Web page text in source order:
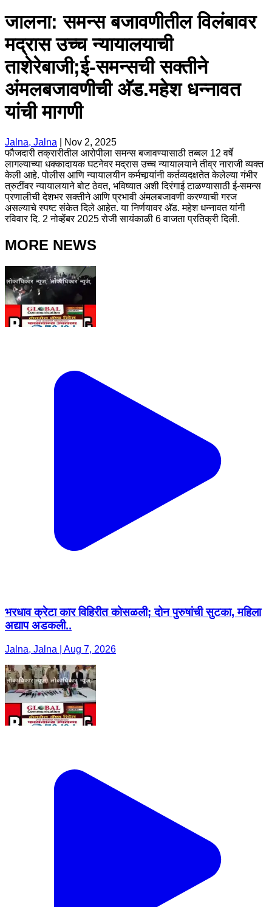
जालना: समन्स बजावणीतील विलंबावर
मद्रास उच्च न्यायालयाची
ताशेरेबाजी;ई-समन्सची सक्तीने
अंमलबजावणीची अ‍ॅड.महेश धन्नावत
यांची मागणी
Jalna, Jalna
Nov 2, 2025
फौजदारी तक्रारीतील आरोपीला समन्स बजावण्यासाठी तब्बल 12 वर्षे
लागल्याच्या धक्कादायक घटनेवर मद्रास उच्च न्यायालयाने तीव्र नाराजी व्यक्त
केली आहे. पोलीस आणि न्यायालयीन कर्मचार्‍यांनी कर्तव्यदक्षतेत केलेल्या गंभीर
त्रुटींवर न्यायालयाने बोट ठेवत, भविष्यात अशी दिरंगाई टाळण्यासाठी ई-समन्स
प्रणालीची देशभर सक्तीने आणि प्रभावी अंमलबजावणी करण्याची गरज
असल्याचे स्पष्ट संकेत दिले आहेत. या निर्णयावर अ‍ॅड. महेश धन्नावत यांनी
रविवार दि. 2 नोव्हेंबर 2025 रोजी सायंकाळी 6 वाजता प्रतिक्री दिली.
MORE NEWS
भरधाव क्रेटा कार विहिरीत कोसळली; दोन पुरुषांची सुटका, महिला
अद्याप अडकली..
Jalna, Jalna | Aug 7, 2026